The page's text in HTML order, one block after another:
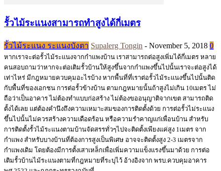
รั้วไม้ระแนงสามารถทำสูงได้กี่เมตร
รั้วไม้ระแนง ระแนงบังตา Supalerg Tongin - November 5, 2018 0
หากเราจะต่อรั้วไม้ระแนงจากกำแพงบ้าน เราสามารถต่อสูงเพิ่มได้กี่เมตร หลาย
คนสอบถามว่าหากจะต่อเติมรั้วบ้านให้สูงขึ้นจากกำแพงขึ้นไปนั้นเราจะต่อสูงได้
เท่าไหร่ มีกฎหมายควบคุมอะไรบ้าง หากพื้นที่ที่เราต่อรั้วไม้ระแนงขึ้นไปนั้นติด
กับพื้นที่ของเอกชน การต่อรั้วข้างบ้าน ตามกฎหมายนั้นถ้าสูงไม่เกิน 10เมตร ไม่
ถือว่าเป็นอาคาร ไม่ต้องทำแบบก่อสร้าง ไม่ต้องขออนุญาติจากเขต สามารถติด
ตั้งได้เลย แต่ต้องคำนึงถึงความเหมาะสมของการติดตั้งด้วย การต่อรั้วไม่ระแนง
ขึ้นไปนั้นไม่ควรสร้างความเดือดร้อน หรือความรำคาญแก่เพื่อนบ้าน สำหรับ
การติดตั้งรั้วไม้ระแนงตามบ้านจัดสรรทั่วๆไปจะติดตั้งเพียงแค่สูง 1เมตร จาก
กำแพง สำหรับบางบ้านที่ต้องการสูงเป็นพิเศษ อาจจะติดตั้งสูง 2-3 เมตรจาก
กำแพงเดิม โดยต้องมีการตั้งเสาเหล็กเพื่อเพิ่มความแข็งแรงขึ้นมาด้วย การต่อ
เติมรั้วบ้านไม้ระแนงตามที่กฎหมายที่ระบุไว้ อ้างอิงจาก พรบ.ควบคุมอาคาร